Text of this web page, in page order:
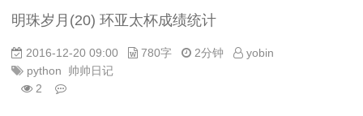
明珠岁月(20) 环亚太杯成绩统计
2016-12-20 09:00 780字 2分钟
yobin
python
帅帅日记
2